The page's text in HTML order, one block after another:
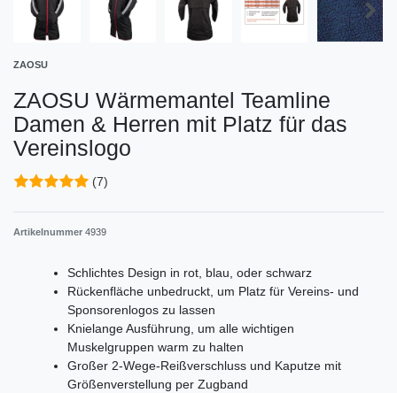
ZAOSU
ZAOSU Wärmemantel Teamline
Damen & Herren mit Platz für das
Vereinslogo
(7)
Artikelnummer 4939
Schlichtes Design in rot, blau, oder schwarz
Rückenfläche unbedruckt, um Platz für Vereins- und
Sponsorenlogos zu lassen
Knielange Ausführung, um alle wichtigen
Muskelgruppen warm zu halten
Großer 2-Wege-Reißverschluss und Kaputze mit
Größenverstellung per Zugband